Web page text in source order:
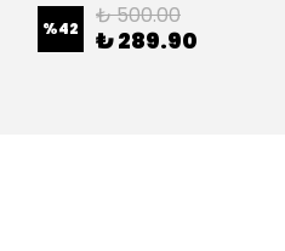
%42 ₺ 500.00
₺ 289.90